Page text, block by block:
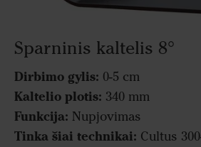
Sparninis kaltelis 8°
Dirbimo gylis: 0-5 cm
Kaltelio plotis: 340 mm
Funkcija: Nupjovimas
Tinka šiai technikai: Cultus